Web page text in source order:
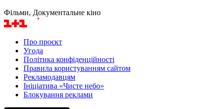
Фільми, Документальне кіно
Про проєкт
Угода
Політика конфіденційності
Правила користуванням сайтом
Рекламодавцям
Ініціатива «Чисте небо»
Блокування реклами